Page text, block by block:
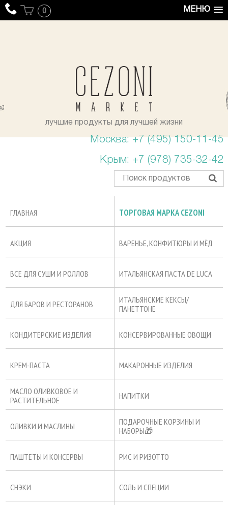
МЕНЮ
0
лучшие продукты для лучшей жизни
Москва: +7 (495) 150-11-45
Крым: +7 (978) 735-32-42
ГЛАВНАЯ ТОРГОВАЯ МАРКА CEZONI
АКЦИЯ ВАРЕНЬЕ, КОНФИТЮРЫ И МЁД
ВСЕ ДЛЯ СУШИ И РОЛЛОВ ИТАЛЬЯНСКАЯ ПАСТА DE LUCA
ДЛЯ БАРОВ И РЕСТОРАНОВ
ИТАЛЬЯНСКИЕ КЕКСЫ/
ПАНЕТТОНЕ
КОНДИТЕРСКИЕ ИЗДЕЛИЯ КОНСЕРВИРОВАННЫЕ ОВОЩИ
КРЕМ-ПАСТА МАКАРОННЫЕ ИЗДЕЛИЯ
МАСЛО ОЛИВКОВОЕ И
РАСТИТЕЛЬНОЕ
НАПИТКИ
ОЛИВКИ И МАСЛИНЫ
ПОДАРОЧНЫЕ КОРЗИНЫ И
НАБОРЫ🎁
ПАШТЕТЫ И КОНСЕРВЫ РИС И РИЗОТТО
СНЭКИ СОЛЬ И СПЕЦИИ